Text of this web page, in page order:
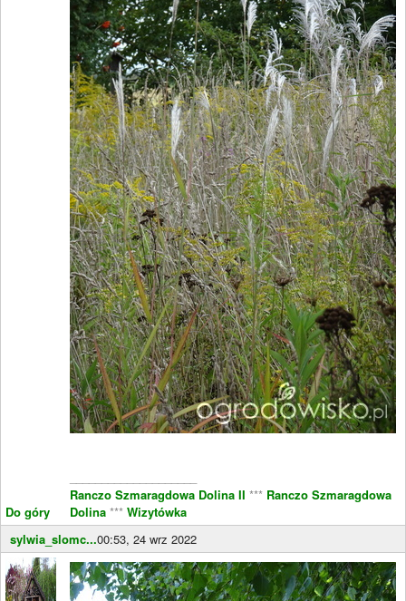
Do góry
Ranczo Szmaragdowa Dolina II *** Ranczo Szmaragdowa
Dolina *** Wizytówka
sylwia_slomc...00:53, 24 wrz 2022